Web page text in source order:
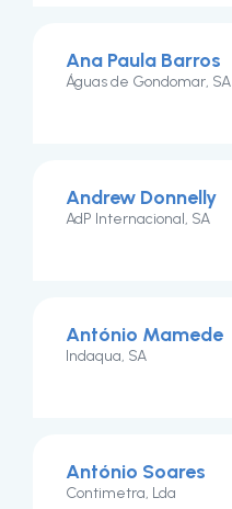
Ana Paula Barros
Águas de Gondomar, SA
Andrew Donnelly
AdP Internacional, SA
António Mamede
Indaqua, SA
António Soares
Contimetra, Lda